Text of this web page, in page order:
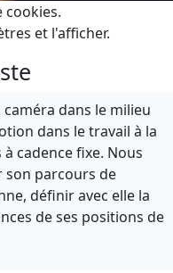
cookies.
et l'afficher.
dans le milieu
dans le travail à la
cadence fixe. Nous
parcours de
définir avec elle la
de ses positions de